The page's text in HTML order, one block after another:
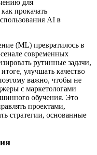
(ML) превратилось в
современных
рутинные задачи,
улучшать качество
важно, чтобы не
с маркетологами
обучения. Это
проектами,
стратегии, основанные